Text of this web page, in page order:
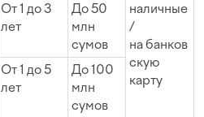
От 1 до 3
лет
До 50
млн
сумов
наличные
/
на банков
скую
карту
От 1 до 5
лет
До 100
млн
сумов